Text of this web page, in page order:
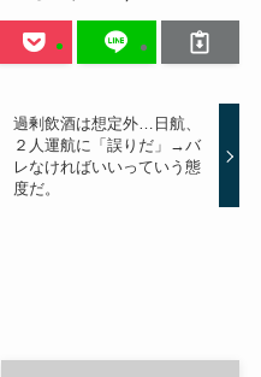
過剰飲酒は想定外…日航、
２人運航に「誤りだ」→バ
レなければいいっていう態
度だ。